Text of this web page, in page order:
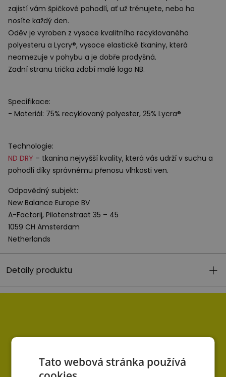
zajistí vám špičkové pohodlí, ať už trénujete, nebo ho
nosíte každý den.
Oděv je vyroben z vysoce kvalitního recyklovaného
polyesteru a Lycry®, vysoce elastické tkaniny, která
neomezuje v pohybu a je dobře prodyšná.
Zadní stranu trička zdobí malé logo NB.
Specifikace:
- Materiál: 75% recyklovaný polyester, 25% Lycra®
Technologie:
ND DRY – tkanina nejvyšší kvality, která vás udrží v suchu a
pohodlí díky správnému přenosu vlhkosti ven.
Odpovědný subjekt:
New Balance Europe BV
A-Factorij, Pilotenstraat 35 – 45
1059 CH Amsterdam
Netherlands
Detaily produktu
Tato webová stránka používá